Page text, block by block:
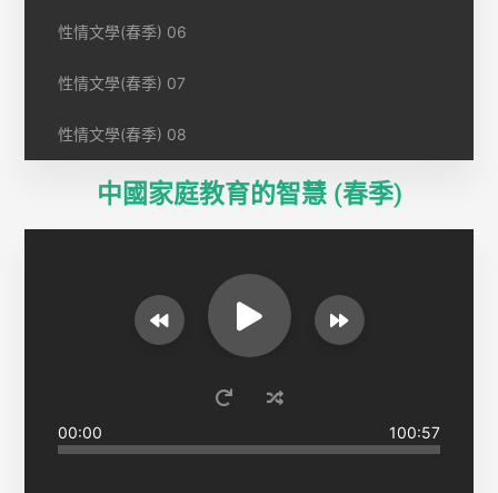
性情文學(春季) 06
性情文學(春季) 07
性情文學(春季) 08
中國家庭教育的智慧 (春季)
00:00 100:57